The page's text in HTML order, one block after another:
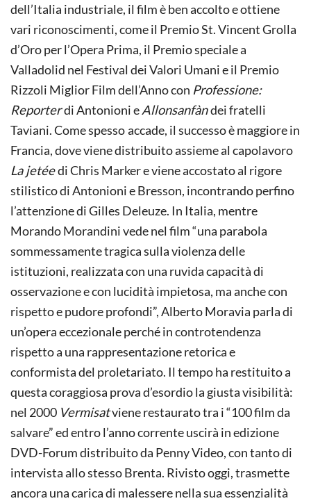
dell’Italia industriale, il film è ben accolto e ottiene
vari riconoscimenti, come il Premio St. Vincent Grolla
d’Oro per l’Opera Prima, il Premio speciale a
Valladolid nel Festival dei Valori Umani e il Premio
Rizzoli Miglior Film dell’Anno con Professione:
Reporterdi Antonioni eAllonsanfàndei fratelli
Taviani. Come spessoaccade, il successo è maggiore in
Francia, dove viene distribuito assieme al capolavoro
La jetéedi Chris Marker e viene accostato al rigore
stilistico di Antonioni e Bresson, incontrando perfino
l’attenzione di Gilles Deleuze. In Italia, mentre
Morando Morandini vede nel film “una parabola
sommessamente tragica sulla violenza delle
istituzioni, realizzata con una ruvida capacità di
osservazione e con lucidità impietosa, ma anche con
rispetto e pudore profondi”, Alberto Moravia parla di
un’opera eccezionale perché in controtendenza
rispetto a una rappresentazione retorica e
conformista del proletariato. Il tempo ha restituito a
questa coraggiosa prova d’esordio la giusta visibilità:
nel 2000 Vermisatviene restaurato tra i “100 film da
salvare” ed entro l’anno corrente uscirà in edizione
DVD-Forum distribuito da Penny Video, con tanto di
intervista allo stesso Brenta. Rivisto oggi, trasmette
ancora una carica di malessere nella sua essenzialità